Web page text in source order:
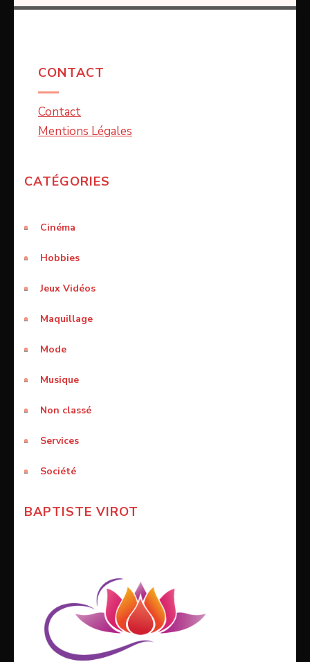
CONTACT
Contact
Mentions Légales
CATÉGORIES
Cinéma
Hobbies
Jeux Vidéos
Maquillage
Mode
Musique
Non classé
Services
Société
BAPTISTE VIROT